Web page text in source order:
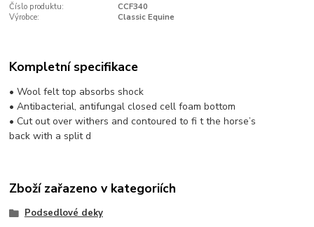
Číslo produktu:
CCF340
Výrobce:
Classic Equine
Kompletní specifikace
• Wool felt top absorbs shock
• Antibacterial, antifungal closed cell foam bottom
• Cut out over withers and contoured to fi t the horse’s
back with a split d
Zboží zařazeno v kategoriích
Podsedlové deky